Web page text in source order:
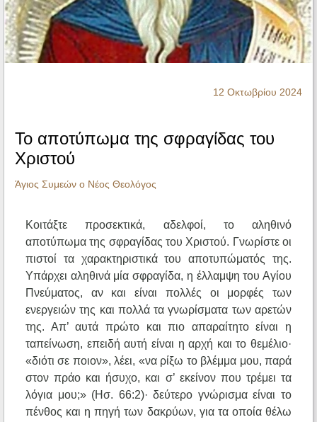
Ηχητικά
12 Οκτωβρίου 2024
Το αποτύπωμα της σφραγίδας του
Χριστού
Άγιος Συμεών ο Νέος Θεολόγος
Κοιτάξτε προσεκτικά, αδελφοί, το αληθινό
αποτύπωμα της σφραγίδας του Χριστού. Γνωρίστε οι
πιστοί τα χαρακτηριστικά του αποτυπώματός της.
Υπάρχει αληθινά μία σφραγίδα, η έλλαμψη του Αγίου
Πνεύματος, αν και είναι πολλές οι μορφές των
ενεργειών της και πολλά τα γνωρίσματα των αρετών
της. Απ’ αυτά πρώτο και πιο απαραίτητο είναι η
ταπείνωση, επειδή αυτή είναι η αρχή και το θεμέλιο·
«διότι σε ποιον», λέει, «να ρίξω το βλέμμα μου, παρά
στον πράο και ήσυχο, και σ’ εκείνον που τρέμει τα
λόγια μου;» (Ησ. 66:2)· δεύτερο γνώρισμα είναι το
πένθος και η πηγή των δακρύων, για τα οποία θέλω